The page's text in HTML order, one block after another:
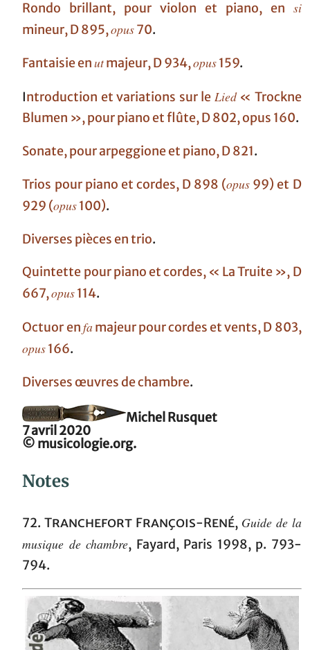
Rondo brillant, pour violon et piano, en si
mineur, D 895,opus70.
Fantaisie enutmajeur, D 934,opus159.
Introduction et variations sur le Lied« Trockne
Blumen », pour piano et flûte, D 802, opus 160.
Sonate, pour arpeggione et piano, D 821.
Trios pour piano et cordes, D 898 (opus 99) et D
929 (opus100).
Diverses pièces en trio.
Quintette pour piano et cordes, « La Truite », D
667,opus114.
Octuor enfa majeur pour cordes et vents, D 803,
opus166.
Diverses œuvres de chambre.
Michel Rusquet
7 avril 2020
© musicologie.org.
Notes
72.Tranchefort François-René, Guide de la
musique de chambre, Fayard, Paris 1998, p. 793-
794.